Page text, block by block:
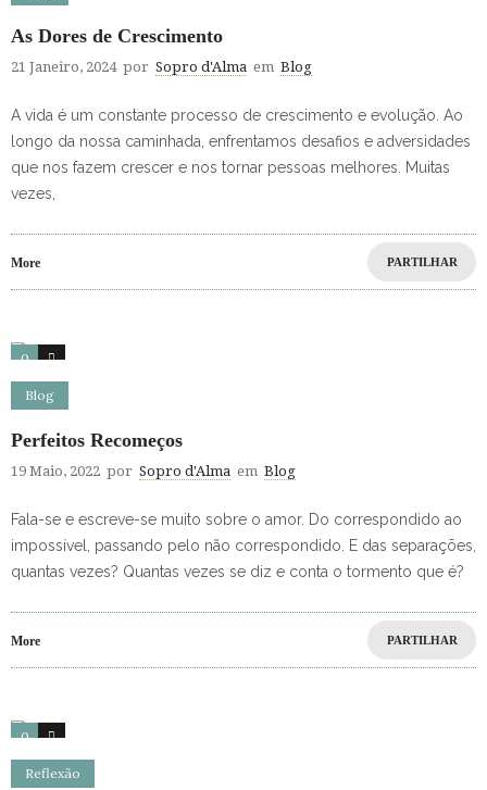
As Dores de Crescimento
21 Janeiro, 2024 por Sopro d'Alma em Blog
A vida é um constante processo de crescimento e evolução. Ao
longo da nossa caminhada, enfrentamos desafios e adversidades
que nos fazem crescer e nos tornar pessoas melhores. Muitas
vezes,
More PARTILHAR
0 3
Blog
Perfeitos Recomeços
19 Maio, 2022 por Sopro d'Alma em Blog
Fala-se e escreve-se muito sobre o amor. Do correspondido ao
impossível, passando pelo não correspondido. E das separações,
quantas vezes? Quantas vezes se diz e conta o tormento que é?
More PARTILHAR
0 13
Reflexão